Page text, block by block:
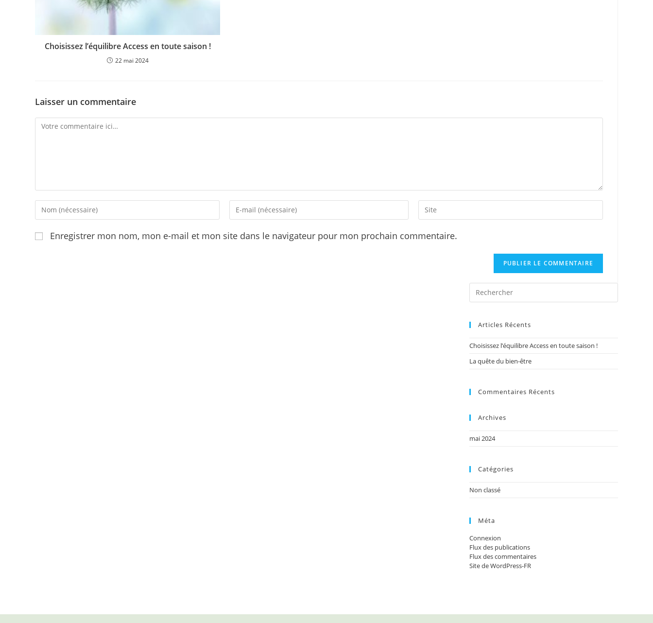
Choisissez l’équilibre Access en toute saison !
22 mai 2024
Laisser un commentaire
Comment
your
or
your
address
Enter
your
URL
Enregistrer mon nom, mon e-mail et mon site dans le navigateur pour mon prochain commentaire.
Rechercher
sur
Articles Récents
Choisissez l’équilibre Access en toute saison !
La quête du bien-être
Commentaires Récents
Archives
mai 2024
Catégories
Non classé
Méta
Connexion
Flux des publications
Flux des commentaires
Site de WordPress-FR